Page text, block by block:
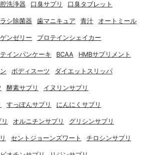
洗浄器 口臭サプリ 口臭タブレット
シ除菌器 歯マニキュア 青汁 オートミール
ンゼリー プロテインシェイカー
インパンケーキ BCAA HMBサプリメント
ボディスーツ ダイエットスリッパ
酵素サプリ イヌリンサプリ
すっぽんサプリ にんにくサプリ
オルニチンサプリ グリシンサプリ
セントジョーンズワート チロシンサプリ